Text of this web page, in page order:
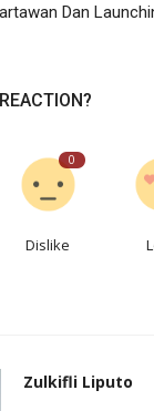
Dan
0
Dislike
Zulkifli Liputo